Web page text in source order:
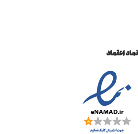
نماد اعتماد